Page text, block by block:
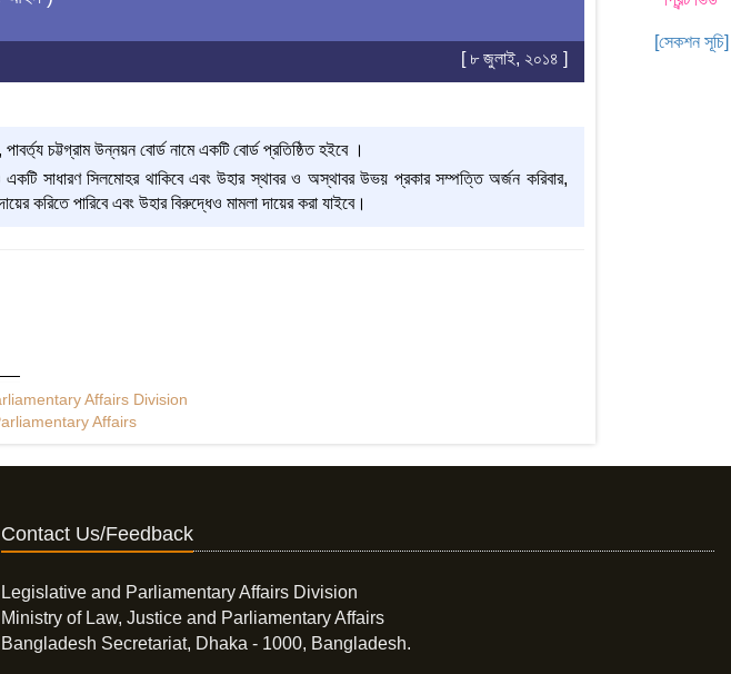
[সেকশন সূচি]
[ ৮ জুলাই, ২০১৪ ]
চট্টগ্রাম উন্নয়ন বোর্ড নামে একটি বোর্ড প্রতিষ্ঠিত হইবে ।
একটি সাধারণ সিলমোহর থাকিবে এবং উহার স্থাবর ও অস্থাবর উভয় প্রকার সম্পত্তি অর্জন করিবার,
করিতে পারিবে এবং উহার বিরুদ্ধেও মামলা দায়ের করা যাইবে।
Affairs Division
Affairs
Contact Us/Feedback
Legislative and Parliamentary Affairs Division
Ministry of Law, Justice and Parliamentary Affairs
Bangladesh Secretariat, Dhaka - 1000, Bangladesh.